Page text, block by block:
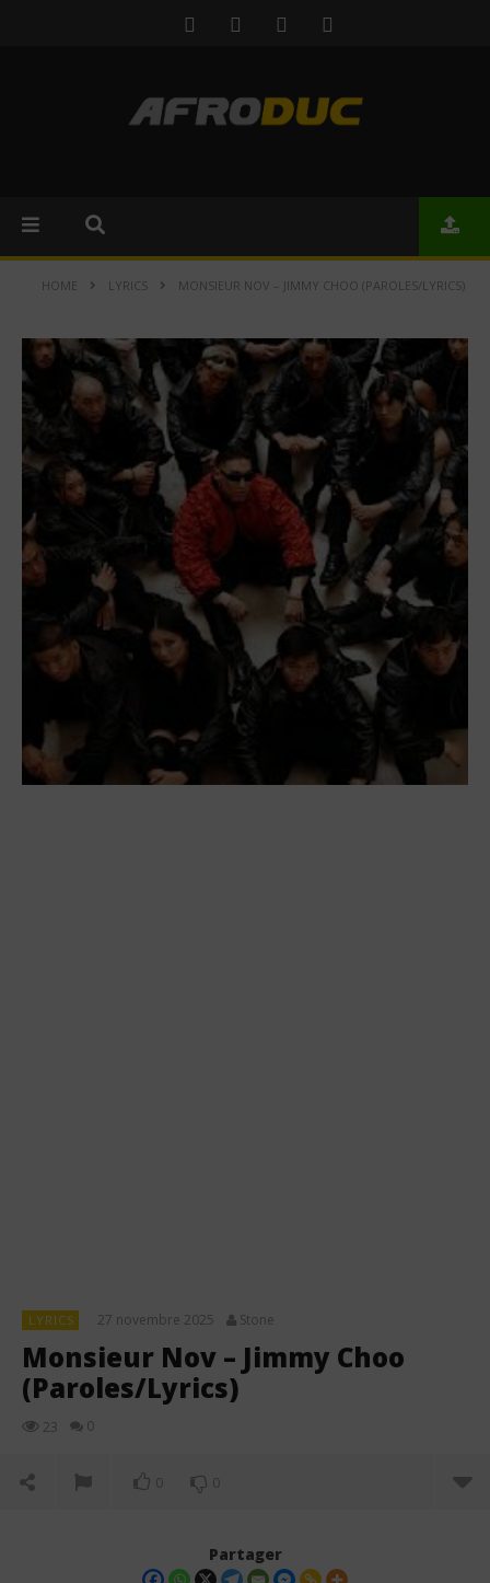
HOME LYRICS MONSIEUR NOV – JIMMY CHOO (PAROLES/LYRICS)
LYRICS 27 novembre 2025 Stone
Monsieur Nov – Jimmy Choo
(Paroles/Lyrics)
23 0
0 0
Partager